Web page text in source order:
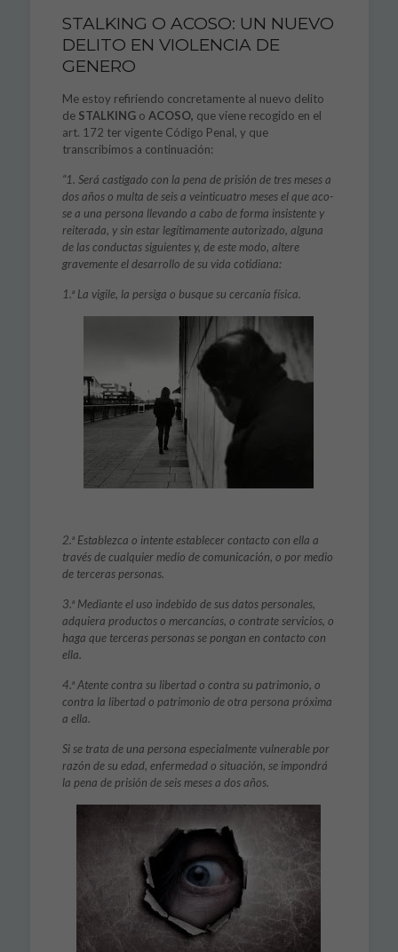
STALKING O ACOSO: UN NUEVO
DELITO EN VIOLENCIA DE
GENERO
Me estoy refiriendo concretamente al nuevo delito
de STALKINGo ACOSO, que viene recogido en el
art. 172 ter vigente Código Penal, y que
transcribimos a continuación:
“1. Será castigado con la pena de prisión de tres meses a
dos años o multa de seis a veinticuatro meses el que aco­
se a una persona llevando a cabo de forma insistente y
reiterada, y sin estar legítimamente autorizado, alguna
de las conductas siguientes y, de este modo, altere
gravemente el desa­rrollo de su vida cotidiana:
1.ª La vigile, la persiga o busque su cercanía física.
2.ª Establezca o intente establecer contacto con ella a
través de cualquier medio de comu­nicación, o por medio
de terceras personas.
3.ª Mediante el uso indebido de sus datos personales,
adquiera productos o mercancías, o contrate servicios, o
haga que terceras personas se pongan en contacto con
ella.
4.ª Atente contra su libertad o contra su patrimonio, o
contra la libertad o patrimonio de otra persona próxima
a ella.
Si se trata de una persona especialmente vulnerable por
razón de su edad, enfermedad o si­tuación, se impondrá
la pena de prisión de seis meses a dos años.